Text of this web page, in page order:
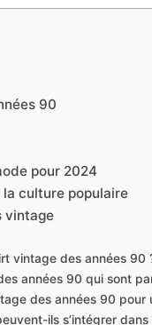
90
pour 2024
la culture populaire
vintage
vintage des années 90
années 90 qui sont
des années 90 pour
ils s’intégrer